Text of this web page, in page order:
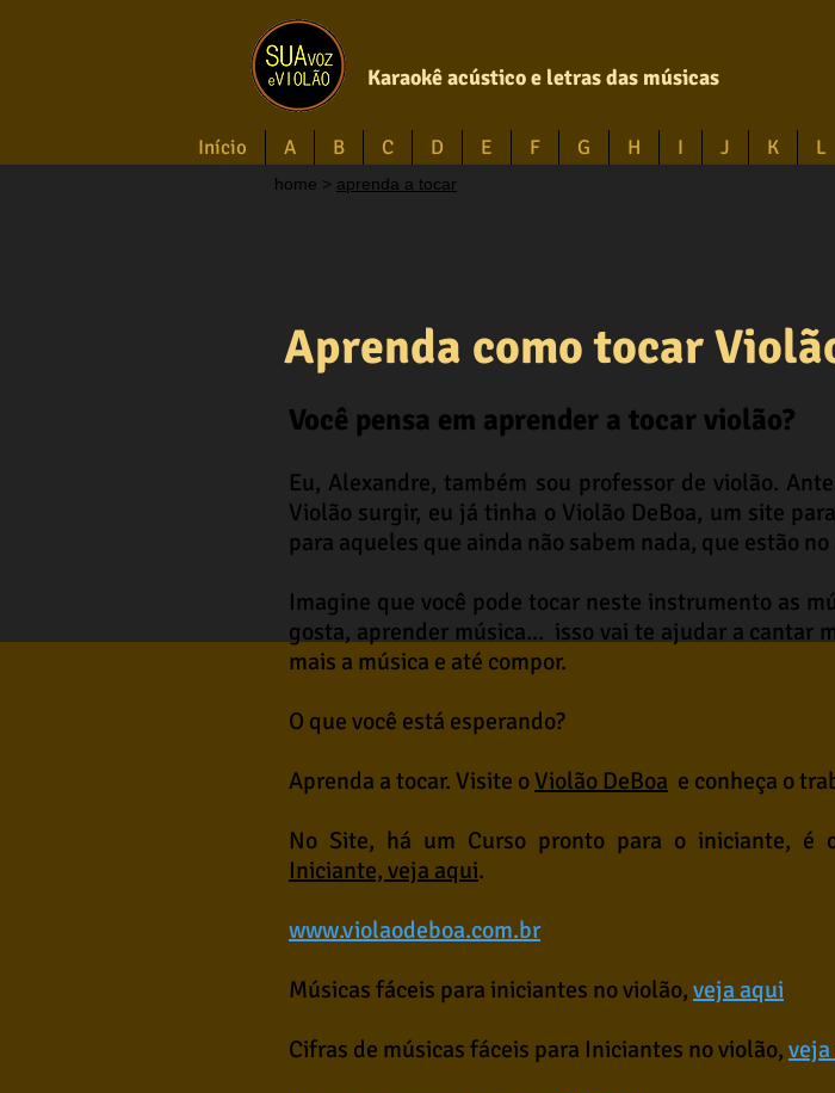
Karaokê acústico e letras das músicas
Início A B C D E F G H I J K L
home > aprenda a tocar
Aprenda como tocar
Você pensa em aprender a tocar violão?
Eu, Alexandre, também sou professor de violão.
Violão surgir, eu já tinha o Violão DeBoa, um site
para aqueles que ainda não sabem nada, que estão
Imagine que você pode tocar neste instrumento as
gosta, aprender música... isso vai te ajudar a cantar
mais a música e até compor.
O que você está esperando?
Aprenda a tocar. Visite oViolão DeBoa e conheça o
No Site, há um Curso pronto para o iniciante, é
Iniciante, veja aqui.
www.violaodeboa.com.br
Músicas fáceis para iniciantes no violão, veja aqui
Cifras de músicas fáceis para Iniciantes no violão,